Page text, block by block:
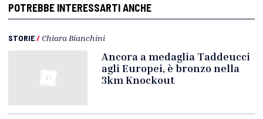
POTREBBE INTERESSARTI ANCHE
STORIE/ Chiara Bianchini
Ancora a medaglia Taddeucci
agli Europei, è bronzo nella
3km Knockout